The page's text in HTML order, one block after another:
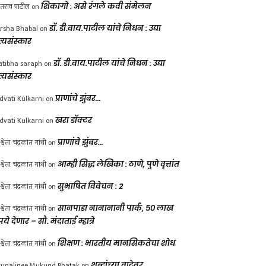
पाटील on शिकागो : असे रंगले कवी संमेलन
Bhabal on डॉ. डी.वाय.पाटील यांचे निधन : उद्या
saraph on डॉ. डी.वाय.पाटील यांचे निधन : उद्या
Kulkarni on प्राणांचे झुंबर…
Kulkarni on खरा डॉक्टर
चंद्रकांत गांधी on प्राणांचे झुंबर…
चंद्रकांत गांधी on आम्ही सिद्ध लेखिका : ठाणे, पुणे वृत्तांत
चंद्रकांत गांधी on सुभाषित विवेचन : 2
चंद्रकांत गांधी on सानपाडा नानानानी पार्क, ५० लाख
देणार – सौ. मंदाताई म्हात्रे
चंद्रकांत गांधी on शिक्षण : भारतीय मानसिकतेचा शोध